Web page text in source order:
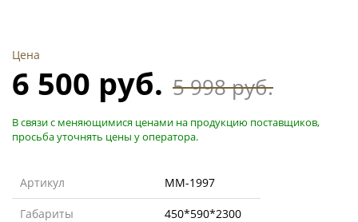
Цена
6 500 руб. 5 998 руб.
В связи с меняющимися ценами на продукцию поставщиков,
просьба уточнять цены у оператора.
Артикул MM-1997
Габариты 450*590*2300